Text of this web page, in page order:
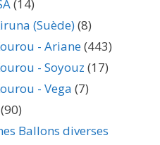
(14)
(Suède)(8)
- Ariane(443)
- Soyouz (17)
- Vega (7)
(90)
Ballons diverses